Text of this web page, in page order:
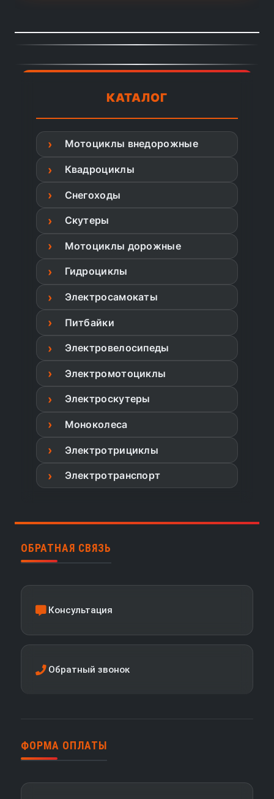
КАТАЛОГ
Мотоциклы внедорожные
Квадроциклы
Снегоходы
Скутеры
Мотоциклы дорожные
Гидроциклы
Электросамокаты
Питбайки
Электровелосипеды
Электромотоциклы
Электроскутеры
Моноколеса
Электротрициклы
Электротранспорт
ОБРАТНАЯ СВЯЗЬ
Консультация
Обратный звонок
ФОРМА ОПЛАТЫ